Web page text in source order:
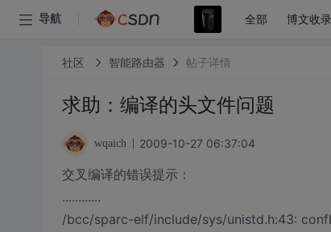
导航 全部 博文收录
社区 智能路由器 帖子详情
求助：编译的头文件问题
wqaich 2009-10-27 06:37:04
交叉编译的错误提示：
............
/bcc/sparc-elf/include/sys/unistd.h:43: